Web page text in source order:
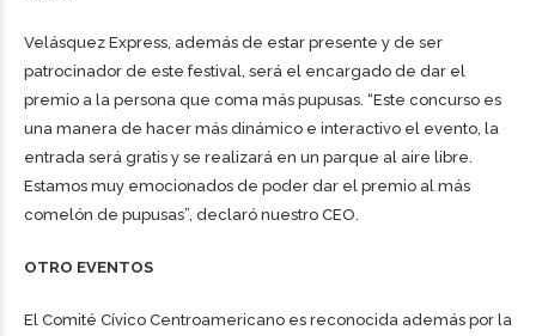
Velásquez Express, además de estar presente y de ser
patrocinador de este festival, será el encargado de dar el
premio a la persona que coma más pupusas. “Este concurso es
una manera de hacer más dinámico e interactivo el evento, la
entrada será gratis y se realizará en un parque al aire libre.
Estamos muy emocionados de poder dar el premio al más
comelón de pupusas”, declaró nuestro CEO.
OTRO EVENTOS
El Comité Cívico Centroamericano es reconocida además por la